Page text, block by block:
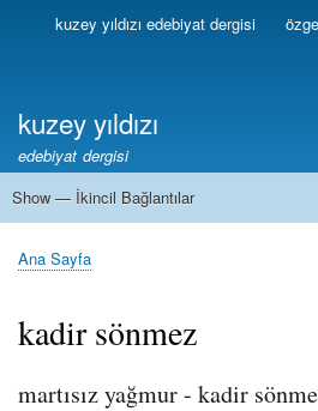
Ana
içeriğe
Birincilkuzey yıldızı edebiyat dergisi
kuzey yıldızı
edebiyat dergisi
İkincil
Show — İkincil Bağlantılar
1
2
3
4
5
6
7
8
9
10
11
12
13
Sayfa
Ana Sayfa
kadir sönmez
martısız yağmur - kadir